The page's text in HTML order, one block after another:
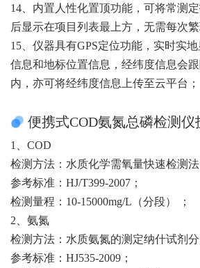
14、内置人性化置顶功能，可将常测
后显示在项目列表最上方，无需每次繁
15、仪器具有GPS定位功能，实时实
信息和地标位置信息，经纬度信息会
内，亦可将经纬度信息上传至云平台；
便携式COD氨氮总磷检测仪
1、COD
检测方法：水质化学需氧量快速检测法
参考标准：HJ/T399-2007；
检测量程：10-15000mg/L（分段） ；
2、氨氮
检测方法：水质氨氮的测定纳什试剂
参考标准：HJ535-2009；